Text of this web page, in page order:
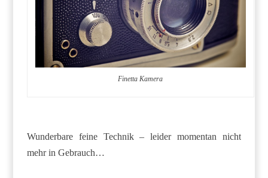
Finetta Kamera
Wunderbare feine Technik – leider momentan nicht
mehr in Gebrauch…